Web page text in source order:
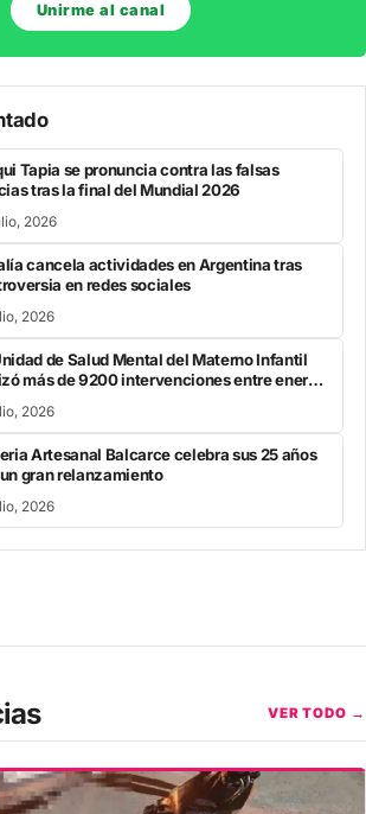
Unirme al canal
Tapia se pronuncia contra las falsas
tras la final del Mundial 2026
2026
cancela actividades en Argentina tras
en redes sociales
2026
de Salud Mental del Materno Infantil
más de 9200 intervenciones entre enero
2026
Artesanal Balcarce celebra sus 25 años
gran relanzamiento
2026
VER TODO →